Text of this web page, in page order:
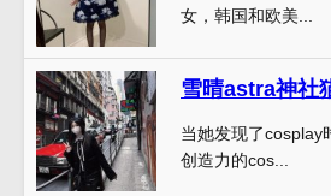
女，韩国和欧美...
当她发现了cosplay
创造力的cos...